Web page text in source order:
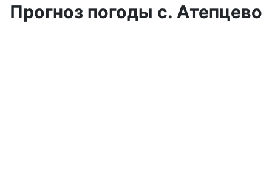
Прогноз погоды с. Атепцево